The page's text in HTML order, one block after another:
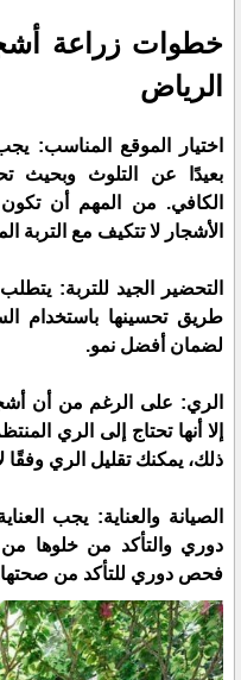
خطوات زراعة
الرياض
اختيار الموقع المناسب:
بعيدًا عن التلوث
الكافي. من المهم أن
الأشجار لا تتكيف مع التربة
التحضير الجيد للتربة:
طريق تحسينها باستخدام
لضمان أفضل نمو.
الري: على الرغم من أن
إلا أنها تحتاج إلى الري
ذلك، يمكنك تقليل الري وفقًا
الصيانة والعناية: يجب
دوري والتأكد من خلوها
فحص دوري للتأكد من